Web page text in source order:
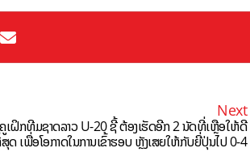
Next
ຄູເຝິກທີມຊາດລາວ U-20 ຊີ້ ຕ້ອງເຮັດອີກ 2 ນັດທີ່ເຫຼືອໃຫ້ດີ
ດ ເພື່ອໂອກາດໃນການເຂົ້າຮອບ ຫຼັງເສຍໃຫ້ກັບຍີ່ປຸ່ນໄປ 0-4